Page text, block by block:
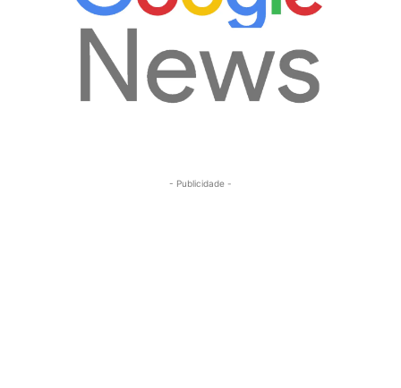
- Publicidade -